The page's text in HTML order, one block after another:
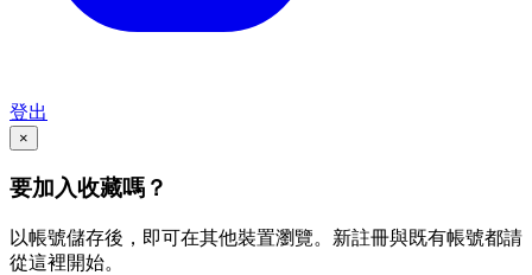
登出
×
要加入收藏嗎？
以帳號儲存後，即可在其他裝置瀏覽。新註冊與既有帳號都請
從這裡開始。